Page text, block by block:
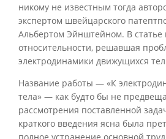
никому не известным тогда
экспертом швейцарского
Альбертом Эйнштейном. В статье
относительности, решавшая
электродинамики движущихся
Название работы — «К
тела» — как будто бы не
рассмотрения поставленной
краткого введения ясна была
полное устранение основной